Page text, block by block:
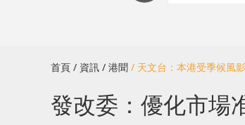
首頁 / 資訊 / 港聞 / 天文台：本港受季候風
發改委：優化市